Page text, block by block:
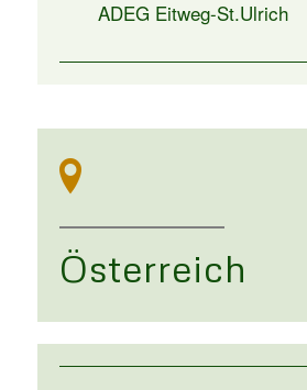
ADEG Eitweg-St.Ulrich
Österreich